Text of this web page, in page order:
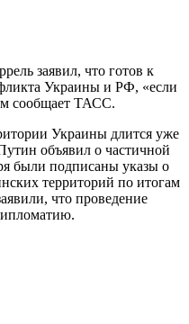
заявил, что готов к
Украины и РФ, «если
сообщает ТАСС.
Украины длится уже
объявил о частичной
были подписаны указы о
территорий по итогам
что проведение